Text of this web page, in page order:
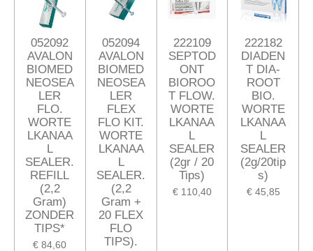
052092
AVALON
BIOMED
NEOSEA
LER
FLO.
WORTE
LKANAA
L
SEALER.
REFILL
(2,2
Gram)
ZONDER
TIPS*
€ 84,60
052094
AVALON
BIOMED
NEOSEA
LER
FLEX
FLO KIT.
WORTE
LKANAA
L
SEALER.
(2,2
Gram +
20 FLEX
FLO
TIPS).
222109
SEPTOD
ONT
BIOROO
T FLOW.
WORTE
LKANAA
L
SEALER
(2gr / 20
Tips)
€ 110,40
222182
DIADEN
T DIA-
ROOT
BIO.
WORTE
LKANAA
L
SEALER
(2g/20tip
s)
€ 45,85